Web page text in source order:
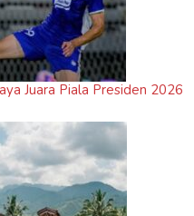
Juara Piala Presiden 2026